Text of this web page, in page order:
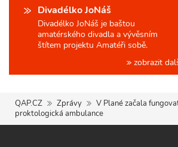
Divadélko JoNáš
Divadélko JoNáš je baštou
amatérského divadla a vývěsním
štítem projektu Amatéři sobě.
zobrazit
QAP.CZ Zprávy
V Plané začala
proktologická ambulance